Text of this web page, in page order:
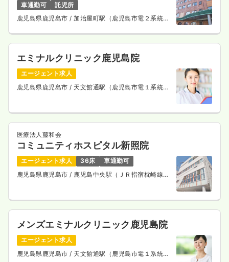
車通勤可
託児所
鹿児島県鹿児島市/ 加治屋町駅（鹿児島市電２系統）
エミナルクリニック鹿児島院
エージェント求人
鹿児島県鹿児島市 / 天文館通駅（鹿児島市電１系統）
医療法人藤和会
コミュニティホスピタル新照院
エージェント求人 36床
車通勤可
鹿児島県鹿児島市 / 鹿児島中央駅（ＪＲ指宿枕崎線）
メンズエミナルクリニック鹿児島院
エージェント求人
鹿児島県鹿児島市 / 天文館通駅（鹿児島市電１系統）